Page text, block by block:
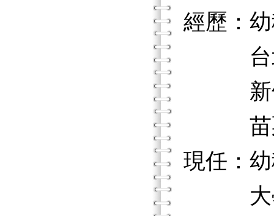
經歷：
台北
新竹
苗栗
現任：
大學